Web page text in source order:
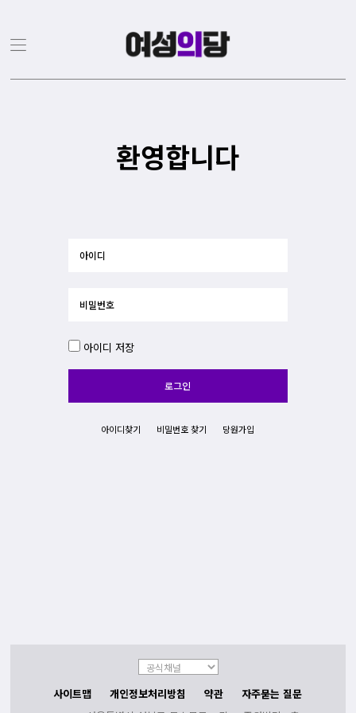
환영합니다
아이디 저장
로그인
아이디찾기 비밀번호 찾기 당원가입
사이트맵 개인정보처리방침 약관 자주묻는 질문